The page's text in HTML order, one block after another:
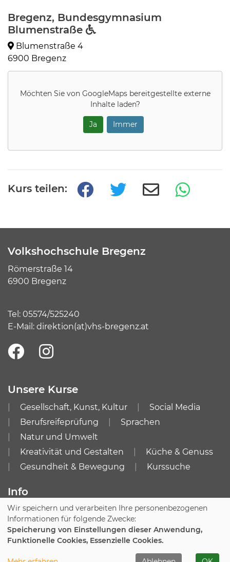
Bregenz, Bundesgymnasium
Blumenstraße
Blumenstraße 4
6900 Bregenz
Möchten Sie von GoogleMapsbereitgestellte externe
Inhalte laden?
Ja Immer
Kurs teilen:
Volkshochschule Bregenz
Römerstraße 14
6900 Bregenz
Tel: 05574/525240
E-Mail: direktion(at)vhs-bregenz.at
Unsere Kurse
Gesellschaft, Kunst, Kultur
Social Media
Berufsreifeprüfung
Sprachen
Natur und Umwelt
Kreativität und Gestalten
Küche & Genuss
Gesundheit & Bewegung
Kurssuche
Info
Impressum
AGB
Datenschutzerklärung
Cookie Einstellungen
Wir speichern und verarbeiten Ihre personenbezogenen
Informationen für folgende Zwecke:
Speicherung von Einstellungen dieser Anwendung,
Funktionelle Cookies, Essenzielle Cookies.